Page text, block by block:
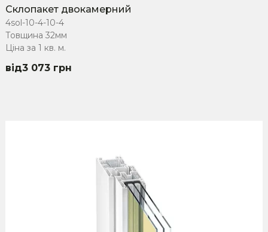
Склопакет двокамерний
4sol-10-4-10-4
Товщина 32мм
Ціна за 1 кв. м.
3 073 грн